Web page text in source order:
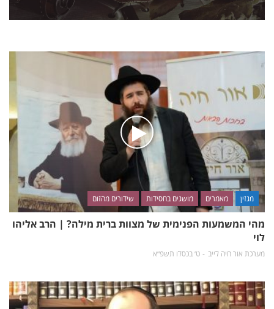
מגזין מאמרים מושגים בחסידות שידורים מהזום
מהי המשמעות הפנימית של מצוות ברית מילה? | הרב אליהו
לוי
מערכת אור חיה לייב ט׳ בכסלו תשפ״א